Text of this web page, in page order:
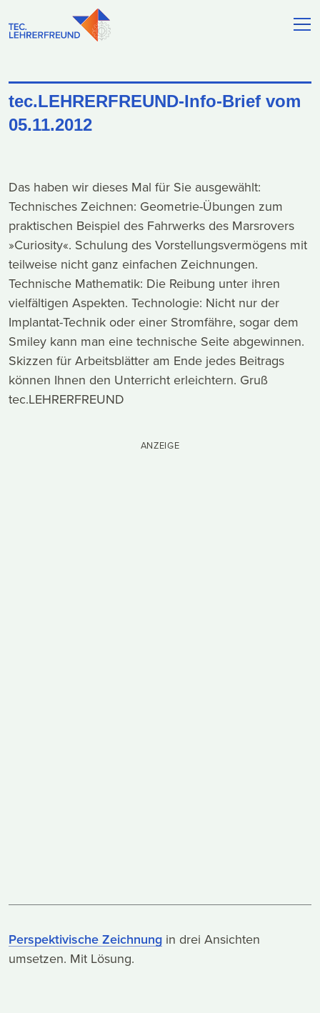
tec.LEHRERFREUND-Info-Brief vom
05.11.2012
Das haben wir dieses Mal für Sie ausgewählt:
Technisches Zeichnen: Geometrie-Übungen zum
praktischen Beispiel des Fahrwerks des Marsrovers
»Curiosity«. Schulung des Vorstellungsvermögens mit
teilweise nicht ganz einfachen Zeichnungen.
Technische Mathematik: Die Reibung unter ihren
vielfältigen Aspekten. Technologie: Nicht nur der
Implantat-Technik oder einer Stromfähre, sogar dem
Smiley kann man eine technische Seite abgewinnen.
Skizzen für Arbeitsblätter am Ende jedes Beitrags
können Ihnen den Unterricht erleichtern. Gruß
tec.LEHRERFREUND
ANZEIGE
Perspektivische Zeichnung in drei Ansichten
umsetzen. Mit Lösung.